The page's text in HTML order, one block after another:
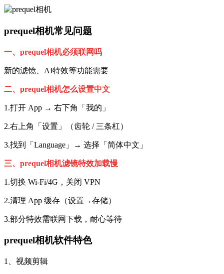
prequel相机常见问题
一、prequel相机必须联网吗
新的滤镜、AI特效等功能需要
二、prequel相机怎么设置中文
1.打开 App → 右下角「我的」
2.右上角「设置」（齿轮 / 三条杠）
3.找到「Language」→ 选择「简体中文」
三、prequel相机滤镜特效加载慢
1.切换 Wi‑Fi/4G，关闭 VPN
2.清理 App 缓存（设置→存储）
3.部分特效需联网下载，耐心等待
prequel相机软件特色
1、视频剪辑